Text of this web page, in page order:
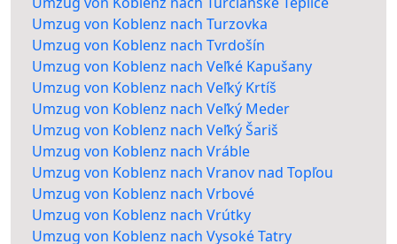
Umzug von Koblenz nach Turzovka
Umzug von Koblenz nach Tvrdošín
Umzug von Koblenz nach Veľké Kapušany
Umzug von Koblenz nach Veľký Krtíš
Umzug von Koblenz nach Veľký Meder
Umzug von Koblenz nach Veľký Šariš
Umzug von Koblenz nach Vráble
Umzug von Koblenz nach Vranov nad Topľou
Umzug von Koblenz nach Vrbové
Umzug von Koblenz nach Vrútky
Umzug von Koblenz nach Vysoké Tatry